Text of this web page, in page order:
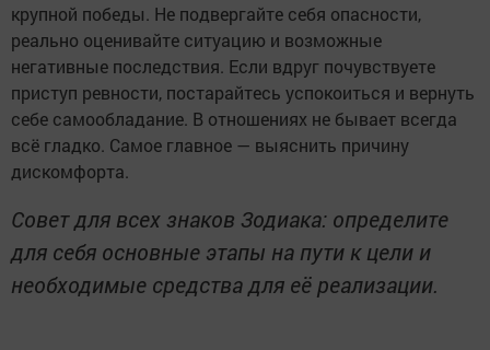
крупной победы. Не подвергайте себя опасности,
реально оценивайте ситуацию и возможные
негативные последствия. Если вдруг почувствуете
приступ ревности, постарайтесь успокоиться и вернуть
себе самообладание. В отношениях не бывает всегда
всё гладко. Самое главное — выяснить причину
дискомфорта.
Совет для всех знаков Зодиака: определите
для себя основные этапы на пути к цели и
необходимые средства для её реализации.